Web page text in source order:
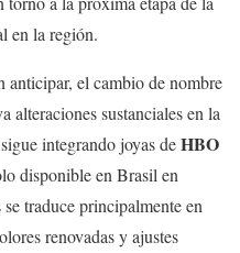
en la región.
el cambio de nombre
sustanciales en la
integrando joyas deHBO
disponible en Brasil en
traduce principalmente en
renovadas y ajustes